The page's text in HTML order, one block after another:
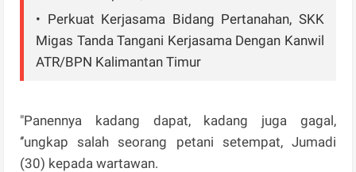
• Perkuat Kerjasama Bidang Pertanahan, SKK
Migas Tanda Tangani Kerjasama Dengan Kanwil
ATR/BPN Kalimantan Timur
"Panennya kadang dapat, kadang juga gagal,
‘’ungkap salah seorang petani setempat, Jumadi
(30) kepada wartawan.